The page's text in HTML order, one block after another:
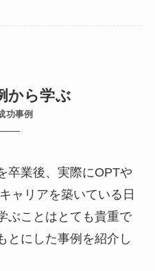
から学ぶ
功事例
卒業後、実際にOPTや
ャリアを築いている日
ぶことはとても貴重で
とにした事例を紹介し